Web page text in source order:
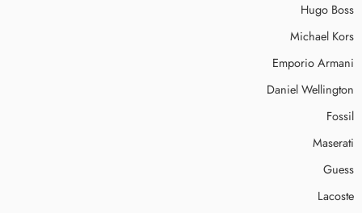
Hugo Boss
Michael Kors
Emporio Armani
Daniel Wellington
Fossil
Maserati
Guess
Lacoste